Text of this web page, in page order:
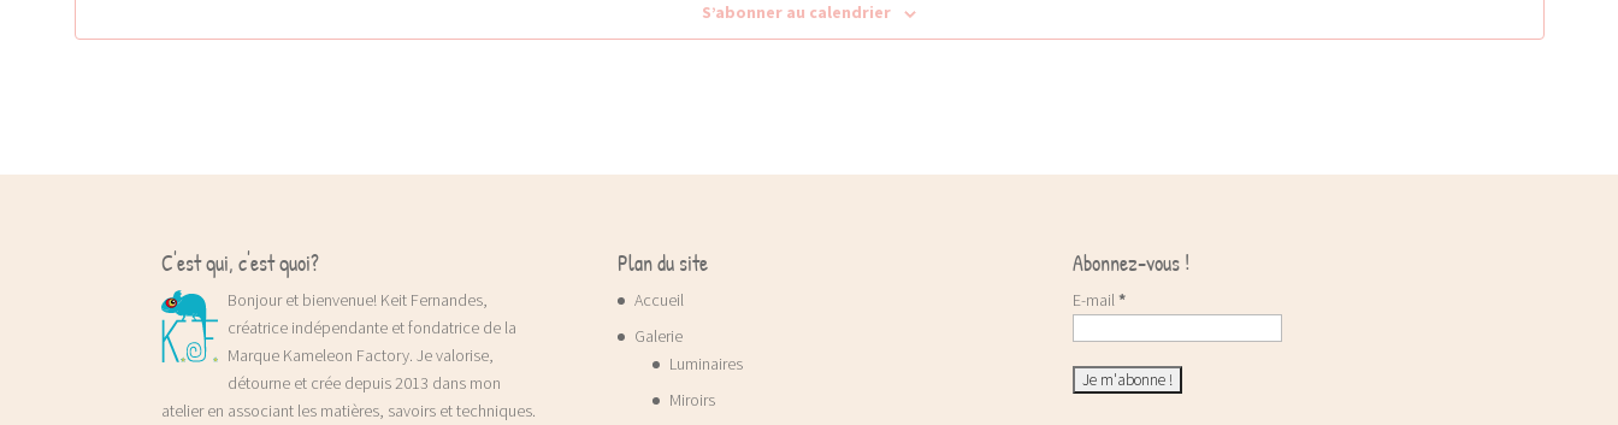
S’abonner au calendrier
C'est qui, c'est quoi?
Bonjour et bienvenue! Keit Fernandes,
créatrice indépendante et fondatrice de la
Marque Kameleon Factory. Je valorise,
détourne et crée depuis 2013 dans mon
atelier en associant les matières, savoirs et techniques.
Plan du site
Accueil
Galerie
Luminaires
Miroirs
Abonnez-vous !
E-mail *